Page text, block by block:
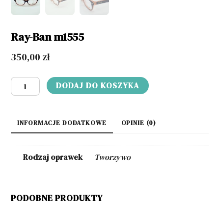
Ray-Ban m1555
350,00 zł
ilość
Ray-
m1555
DODAJ DO KOSZYKA
INFORMACJE DODATKOWE OPINIE (0)
Rodzaj oprawek Tworzywo
PODOBNE PRODUKTY